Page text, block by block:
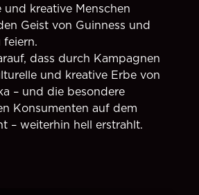
kreative Menschen
Geist von Guinness und
feiern.
dass durch Kampagnen
und kreative Erbe von
– und die besondere
Konsumenten auf dem
– weiterhin hell erstrahlt.